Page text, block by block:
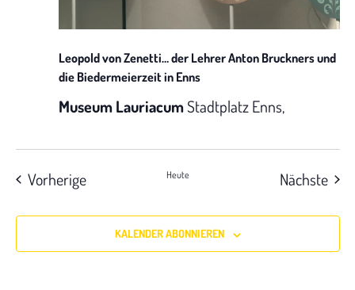
Leopold von Zenetti… der Lehrer Anton Bruckners und
die Biedermeierzeit in Enns
Museum LauriacumStadtplatz Enns,
VorherigeVeranstaltungen
Heute Nächste
KALENDER ABONNIEREN